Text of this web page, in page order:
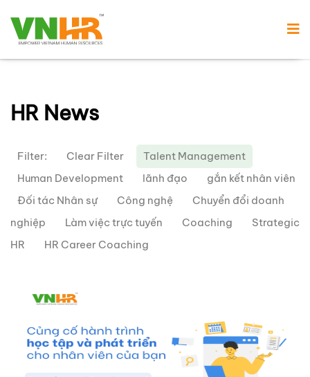
HR News
Filter: Clear Filter
Talent Management
Human Development
lãnh đạo
gắn kết nhân viên
Đối tác Nhân sự
Công nghệ
Chuyển đổi doanh
nghiệp
Làm việc trực tuyến Coaching
Strategic
HR
HR Career Coaching